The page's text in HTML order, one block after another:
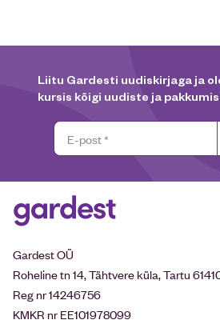
Liitu Gardesti uudiskirjaga ja
kursis kõigi uudiste ja
Gardest OÜ
Roheline tn 14, Tähtvere küla, Tartu
Reg nr 14246756
KMKR nr EE101978099